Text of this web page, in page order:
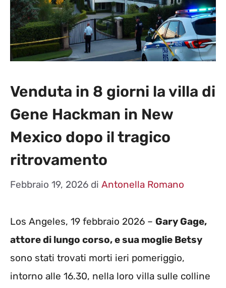
Venduta in 8 giorni la villa di
Gene Hackman in New
Mexico dopo il tragico
ritrovamento
Febbraio 19, 2026 di Antonella Romano
Los Angeles, 19 febbraio 2026 – Gary Gage,
attore di lungo corso, e sua moglie Betsy
sono stati trovati morti ieri pomeriggio,
intorno alle 16.30, nella loro villa sulle colline